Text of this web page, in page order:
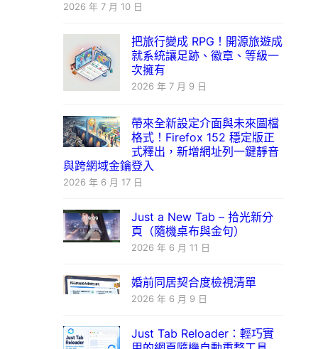
2026 年 7 月 10 日
把旅行變成 RPG！開源旅遊成
就系統讓足跡、徽章、等級一
次擁有
2026 年 7 月 9 日
帶來全新設定介面與未來圖檔
格式！Firefox 152 穩定版正
式釋出，新增網址列一鍵靜音
與跨網域金鑰登入
2026 年 6 月 17 日
Just a New Tab – 拾光新分
頁（隨機桌布與金句）
2026 年 6 月 11 日
婚前同居契合度檢視清單
2026 年 6 月 9 日
Just Tab Reloader：輕巧實